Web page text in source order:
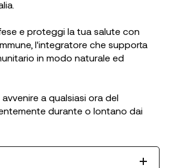
e proteggi la tua salute con
l'integratore che supporta
in modo naturale ed
avvenire a qualsiasi ora del
durante o lontano dai